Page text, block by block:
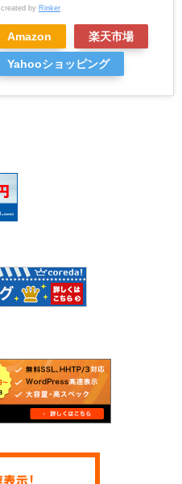
created by Rinker
Amazon 楽天市場
Yahooショッピング